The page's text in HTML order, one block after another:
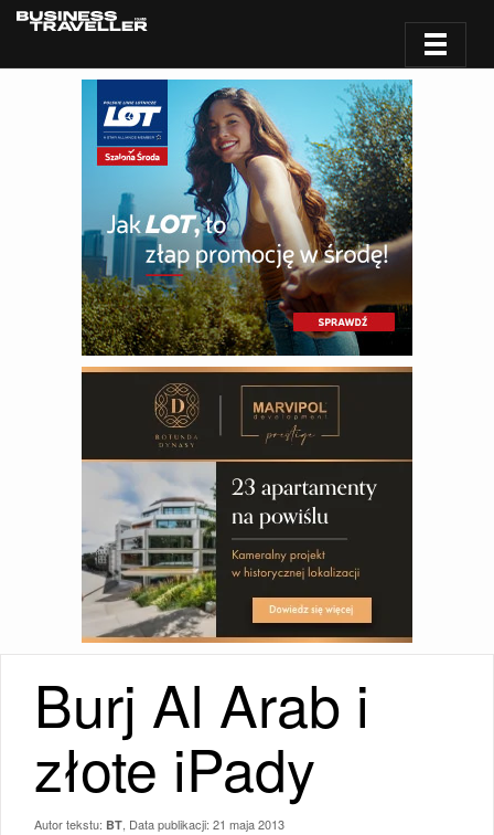
Burj Al Arab i
złote iPady
Autor tekstu: BT , Data publikacji: 21 maja 2013